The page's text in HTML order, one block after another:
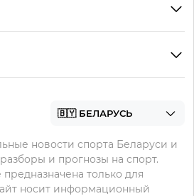
новости спорта Беларуси и
и прогнозы на спорт.
только для
носит информационный